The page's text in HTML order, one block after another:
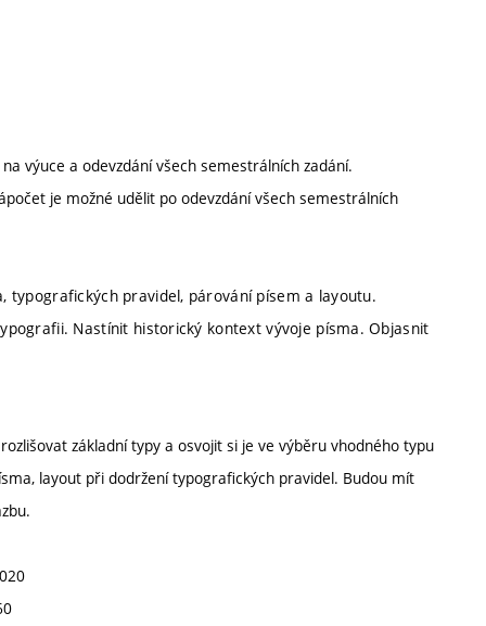
výuce a odevzdání všech semestrálních zadání.
je možné udělit po odevzdání všech semestrálních
typografických pravidel, párování písem a layoutu.
Nastínit historický kontext vývoje písma. Objasnit
základní typy a osvojit si je ve výběru vhodného typu
layout při dodržení typografických pravidel. Budou mít